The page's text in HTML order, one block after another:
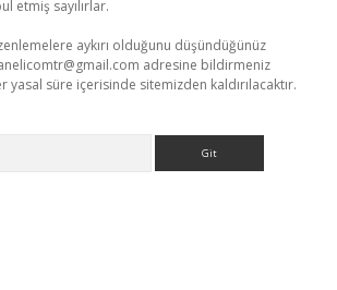
etmiş sayılırlar.
aykırı olduğunu düşündüğünüz
adresine bildirmeniz
yasal süre içerisinde sitemizden kaldırılacaktır.